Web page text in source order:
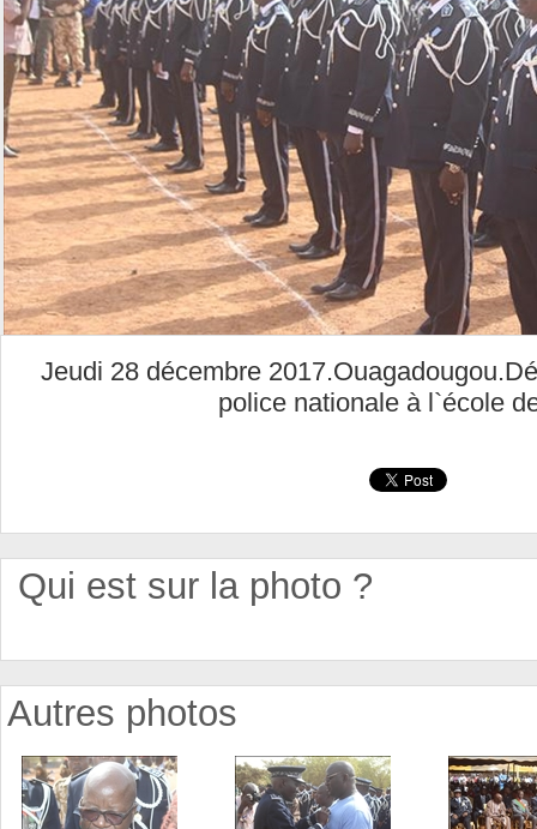
Jeudi 28 décembre
police nationale à l`école
Qui est sur la photo ?
Autres photos